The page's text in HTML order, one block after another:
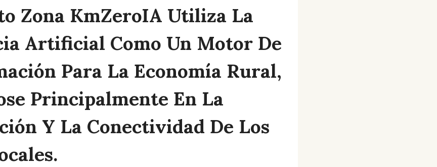
Zona KmZeroIA Utiliza La
Artificial Como Un Motor De
Para La Economía Rural,
Principalmente En La
Y La Conectividad De Los